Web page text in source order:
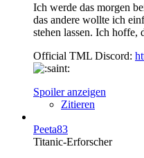
Ich werde das morgen
das andere wollte ich
stehen lassen. Ich hoffe,
Official TML Discord:
Spoiler anzeigen
Zitieren
Peeta83
Titanic-Erforscher